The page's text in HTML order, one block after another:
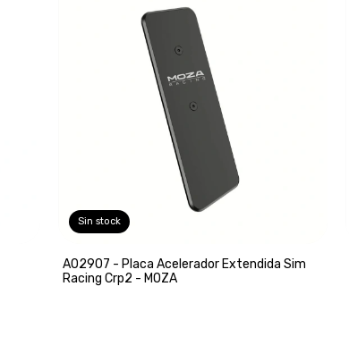
Sin stock
A02907 - Placa Acelerador Extendida Sim
Racing Crp2 - MOZA